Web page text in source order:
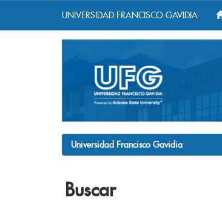
UNIVERSIDAD FRANCISCO GAVIDIA
Universidad Francisco Gavidia
Buscar